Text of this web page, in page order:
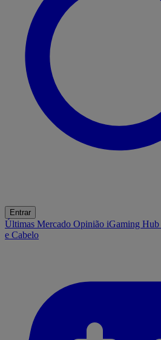
Entrar
Últimas Mercado Opinião iGaming Hub
e Cabelo